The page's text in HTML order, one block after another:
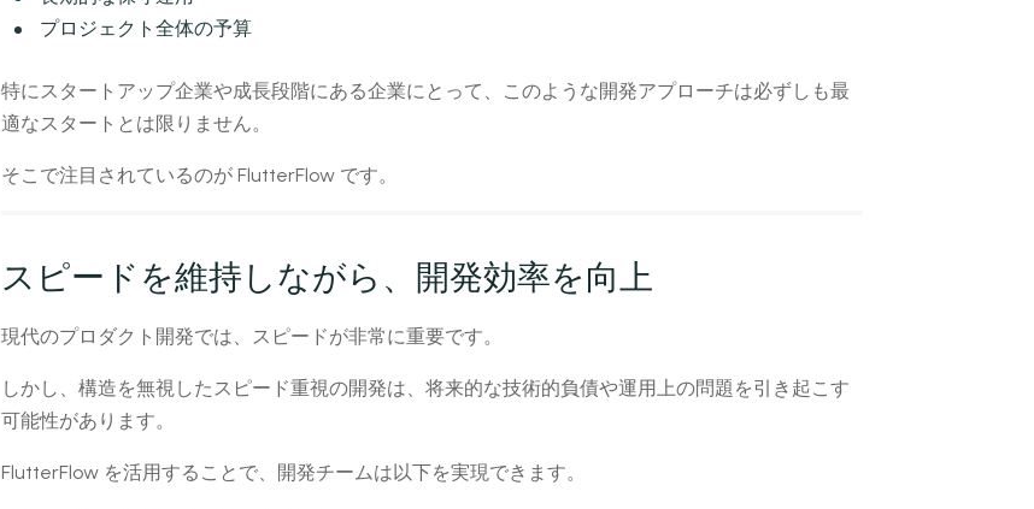
プロジェクト全体の予算
特にスタートアップ企業や成長段階にある企業にとって、このような開発アプローチは必ずしも最
適なスタートとは限りません。
そこで注目されているのが FlutterFlow です。
スピードを維持しながら、開発効率を向上
現代のプロダクト開発では、スピードが非常に重要です。
しかし、構造を無視したスピード重視の開発は、将来的な技術的負債や運用上の問題を引き起こす
可能性があります。
FlutterFlow を活用することで、開発チームは以下を実現できます。